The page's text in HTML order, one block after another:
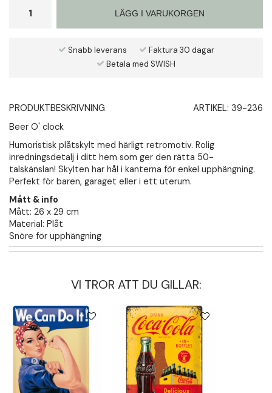
LÄGG I VARUKORGEN
Snabb leverans
Faktura 30 dagar
Betala med SWISH
PRODUKTBESKRIVNING ARTIKEL: 39-236
Beer O' clock
Humoristisk plåtskylt med härligt retromotiv. Rolig
inredningsdetalj i ditt hem som ger den rätta 50-
talskänslan! Skylten har hål i kanterna för enkel upphängning.
Perfekt för baren, garaget eller i ett uterum.
Mått & info
Mått: 26 x 29 cm
Material: Plåt
Snöre för upphängning
VI TROR ATT DU GILLAR: